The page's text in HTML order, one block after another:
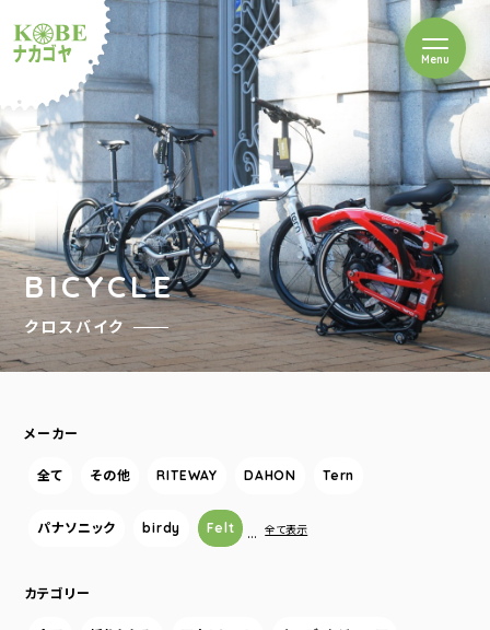
ルショップナカゴヤ
Menuを開閉
BICYCLE
クロスバイク
メーカー
全て その他 RITEWAY DAHON Tern
パナソニック birdy Felt … 全て表示
カテゴリー